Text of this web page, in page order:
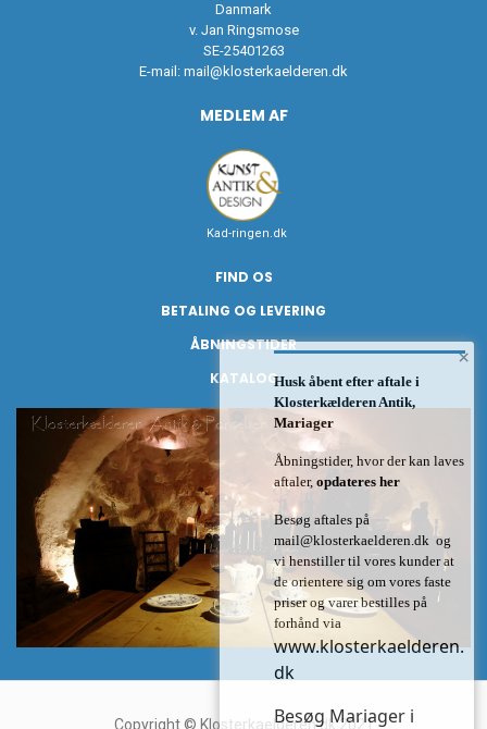
Danmark
v. Jan Ringsmose
SE-25401263
E-mail: mail@klosterkaelderen.dk
MEDLEM AF
Kad-ringen.dk
FIND OS
BETALING OG LEVERING
ÅBNINGSTIDER
KATALOG
Copyright © Klosterkaelderen.dk 2021
×
Husk åbent efter aftale i
Klosterkælderen Antik,
Mariager
Åbningstider, hvor der kan laves
aftaler, opdateres her
Besøg aftales på
mail@klosterkaelderen.dk og
vi henstiller til vores kunder at
de orientere sig om vores faste
priser og varer bestilles på
forhånd via
www.klosterkaelderen.
dk
Besøg Mariager i